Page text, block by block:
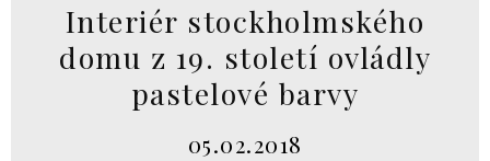
Interiér stockholmského
domu z 19. století ovládly
pastelové barvy
05.02.2018